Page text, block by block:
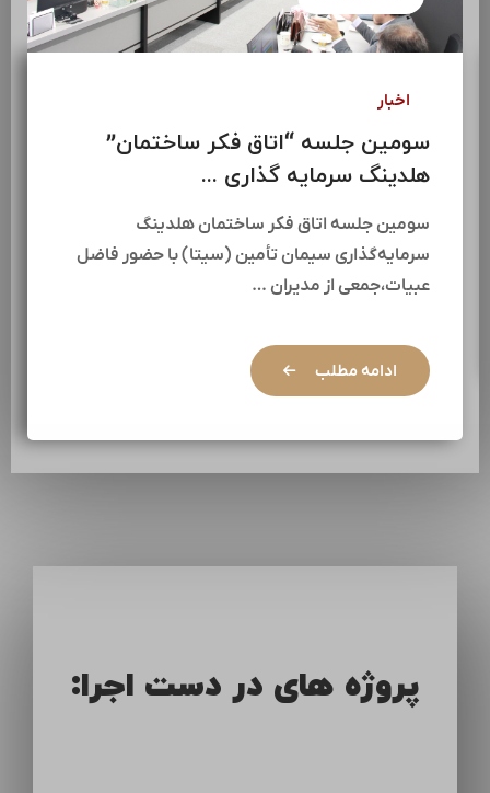
اخبار
سومین جلسه “اتاق فکر ساختمان”
هلدینگ سرمایه گذاری ...
سومین جلسه اتاق فکر ساختمان هلدینگ
سرمایه‌گذاری سیمان تأمین (سیتا) با حضور فاضل
عبیات،جمعی از مدیران …
ادامه مطلب
پروژه های در دست اجرا: